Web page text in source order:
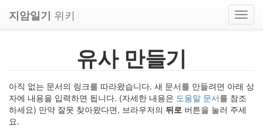
지암일기 위키
유사 만들기
아직 없는 문서의 링크를 따라왔습니다. 새 문서를 만들려면 아래 상
자에 내용을 입력하면 됩니다. (자세한 내용은 도움말 문서를 참조
하세요) 만약 잘못 찾아왔다면, 브라우저의 뒤로 버튼을 눌러 주세
요.